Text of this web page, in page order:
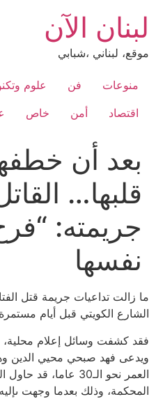
content
لبنان الآن
موقع، لبناني ،شبابي
منوعات فن علوم
اقتصاد
أمن خاص
بعد أن
قلبها…
جريمته:
نفسها
ما زالت تداعيات جريمة قتل
الشارع الكويتي قبل أيام
فقد كشفت وسائل إعلام محلية،
ويدعى فهد صبحي محيي الدين
العمر نحو الـ30
المحكمة، وذلك بعدما وجهت ىإليه